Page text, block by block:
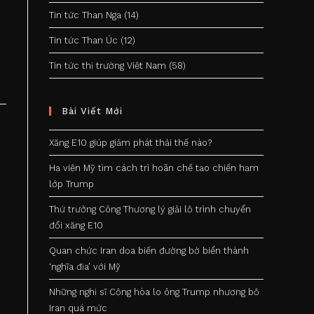
Tin tức Than Nga (14)
Tin tức Than Úc (12)
Tin tức thị trường Việt Nam (58)
Bài Viết Mới
Xăng E10 giúp giảm phát thải thế nào?
Hạ viện Mỹ tìm cách trì hoãn chế tạo chiến hạm
lớp Trump
Thứ trưởng Công Thương lý giải lộ trình chuyển
đổi xăng E10
Quan chức Iran dọa biến đường bờ biển thành
‘nghĩa địa’ với Mỹ
Những nghị sĩ Cộng hòa lo ông Trump nhượng bộ
Iran quá mức